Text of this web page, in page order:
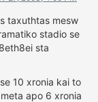
taxuthtas mesw
stadio se
sta
10 xronia kai to
apo 6 xronia